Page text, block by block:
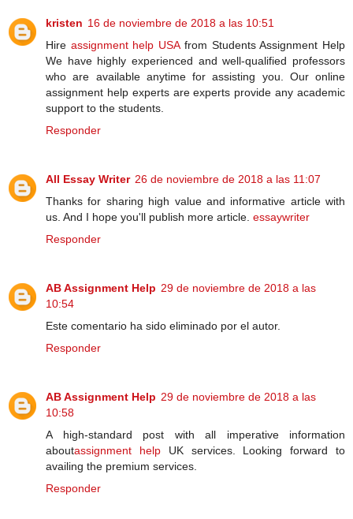
kristen 16 de noviembre de 2018 a las 10:51
Hire assignment help USAfrom Students Assignment Help
We have highly experienced and well-qualified professors
who are available anytime for assisting you. Our online
assignment help experts are experts provide any academic
support to the students.
Responder
All Essay Writer 26 de noviembre de 2018 a las 11:07
Thanks for sharing high value and informative article with
us. And I hope you'll publish more article. essaywriter
Responder
AB Assignment Help 29 de noviembre de 2018 a las
10:54
Este comentario ha sido eliminado por el autor.
Responder
AB Assignment Help 29 de noviembre de 2018 a las
10:58
A high-standard post with all imperative information
aboutassignment helpUK services. Looking forward to
availing the premium services.
Responder